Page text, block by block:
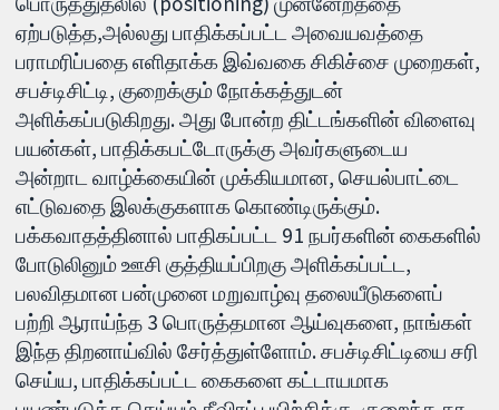
ஏற்படுத்த,அல்லது பாதிக்கப்பட்ட அவையவத்தை
பராமரிப்பதை எளிதாக்க இவ்வகை சிகிச்சை முறைகள்,
சபச்டிசிட்டி, குறைக்கும் நோக்கத்துடன்
அளிக்கப்படுகிறது. அது போன்ற திட்டங்களின் விளைவு
பயன்கள், பாதிக்கபட்டோருக்கு அவர்களுடைய
அன்றாட வாழ்க்கையின் முக்கியமான, செயல்பாட்டை
எட்டுவதை இலக்குகளாக கொண்டிருக்கும்.
பக்கவாதத்தினால் பாதிகப்பட்ட 91 நபர்களின் கைகளில்
போடுலினும் ஊசி குத்தியப்பிறகு அளிக்கப்பட்ட,
பலவிதமான பன்முனை மறுவாழ்வு தலையீடுகளைப்
பற்றி ஆராய்ந்த 3 பொருத்தமான ஆய்வுகளை, நாங்கள்
இந்த திறனாய்வில் சேர்த்துள்ளோம். சபச்டிசிட்டியை சரி
செய்ய, பாதிக்கப்பட்ட கைகளை கட்டாயமாக